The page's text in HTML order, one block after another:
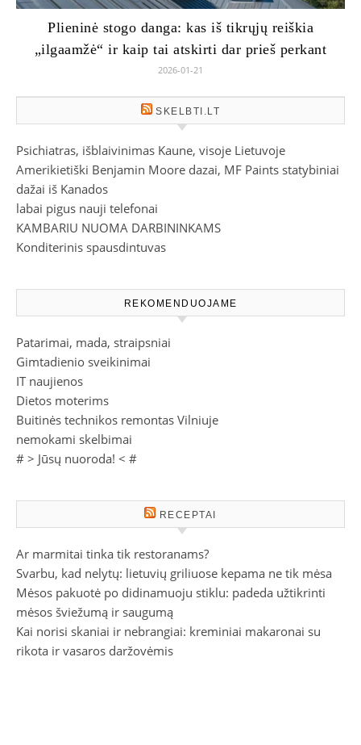
Plieninė stogo danga: kas iš tikrųjų reiškia
„ilgaamžė“ ir kaip tai atskirti dar prieš perkant
2026-01-21
SKELBTI.LT
Psichiatras, išblaivinimas Kaune, visoje Lietuvoje
Amerikietiški Benjamin Moore dazai, MF Paints statybiniai
dažai iš Kanados
labai pigus nauji telefonai
KAMBARIU NUOMA DARBININKAMS
Konditerinis spausdintuvas
REKOMENDUOJAME
Patarimai, mada, straipsniai
Gimtadienio sveikinimai
IT naujienos
Dietos moterims
Buitinės technikos remontas Vilniuje
nemokami skelbimai
# > Jūsų nuoroda! < #
RECEPTAI
Ar marmitai tinka tik restoranams?
Svarbu, kad nelytų: lietuvių griliuose kepama ne tik mėsa
Mėsos pakuotė po didinamuoju stiklu: padeda užtikrinti
mėsos šviežumą ir saugumą
Kai norisi skaniai ir nebrangiai: kreminiai makaronai su
rikota ir vasaros daržovėmis